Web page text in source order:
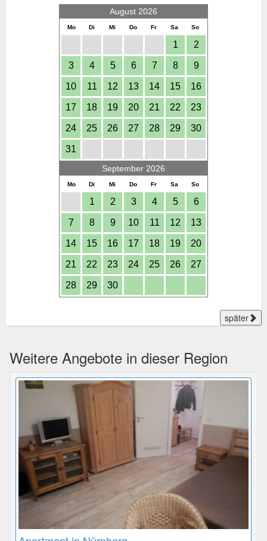
August 2026
Mo Di Mi Do Fr Sa So
1 2
3 4 5 6 7 8 9
10 11 12 13 14 15 16
17 18 19 20 21 22 23
24 25 26 27 28 29 30
31
September 2026
Mo Di Mi Do Fr Sa So
1 2 3 4 5 6
7 8 9 10 11 12 13
14 15 16 17 18 19 20
21 22 23 24 25 26 27
28 29 30
später
Weitere Angebote in dieser Region